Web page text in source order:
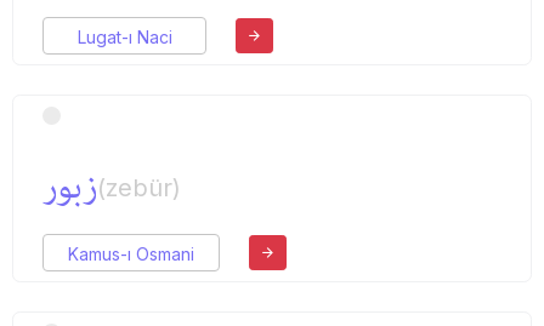
Lugat-ı Naci
زبور(zebür)
Kamus-ı Osmani